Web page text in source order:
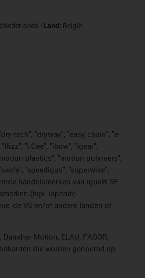
Nederlands Land: België
tech", "dryway", "easy chain", "e-
"i.Cee", "ibow", "igear",
plastics", "motion polymers",
"speedigus", "superwise",
handelsmerken van igus® SE
(bijv. lopende
de VS en/of andere landen of
Motion, ELAU, FAGOR,
die worden genoemd op